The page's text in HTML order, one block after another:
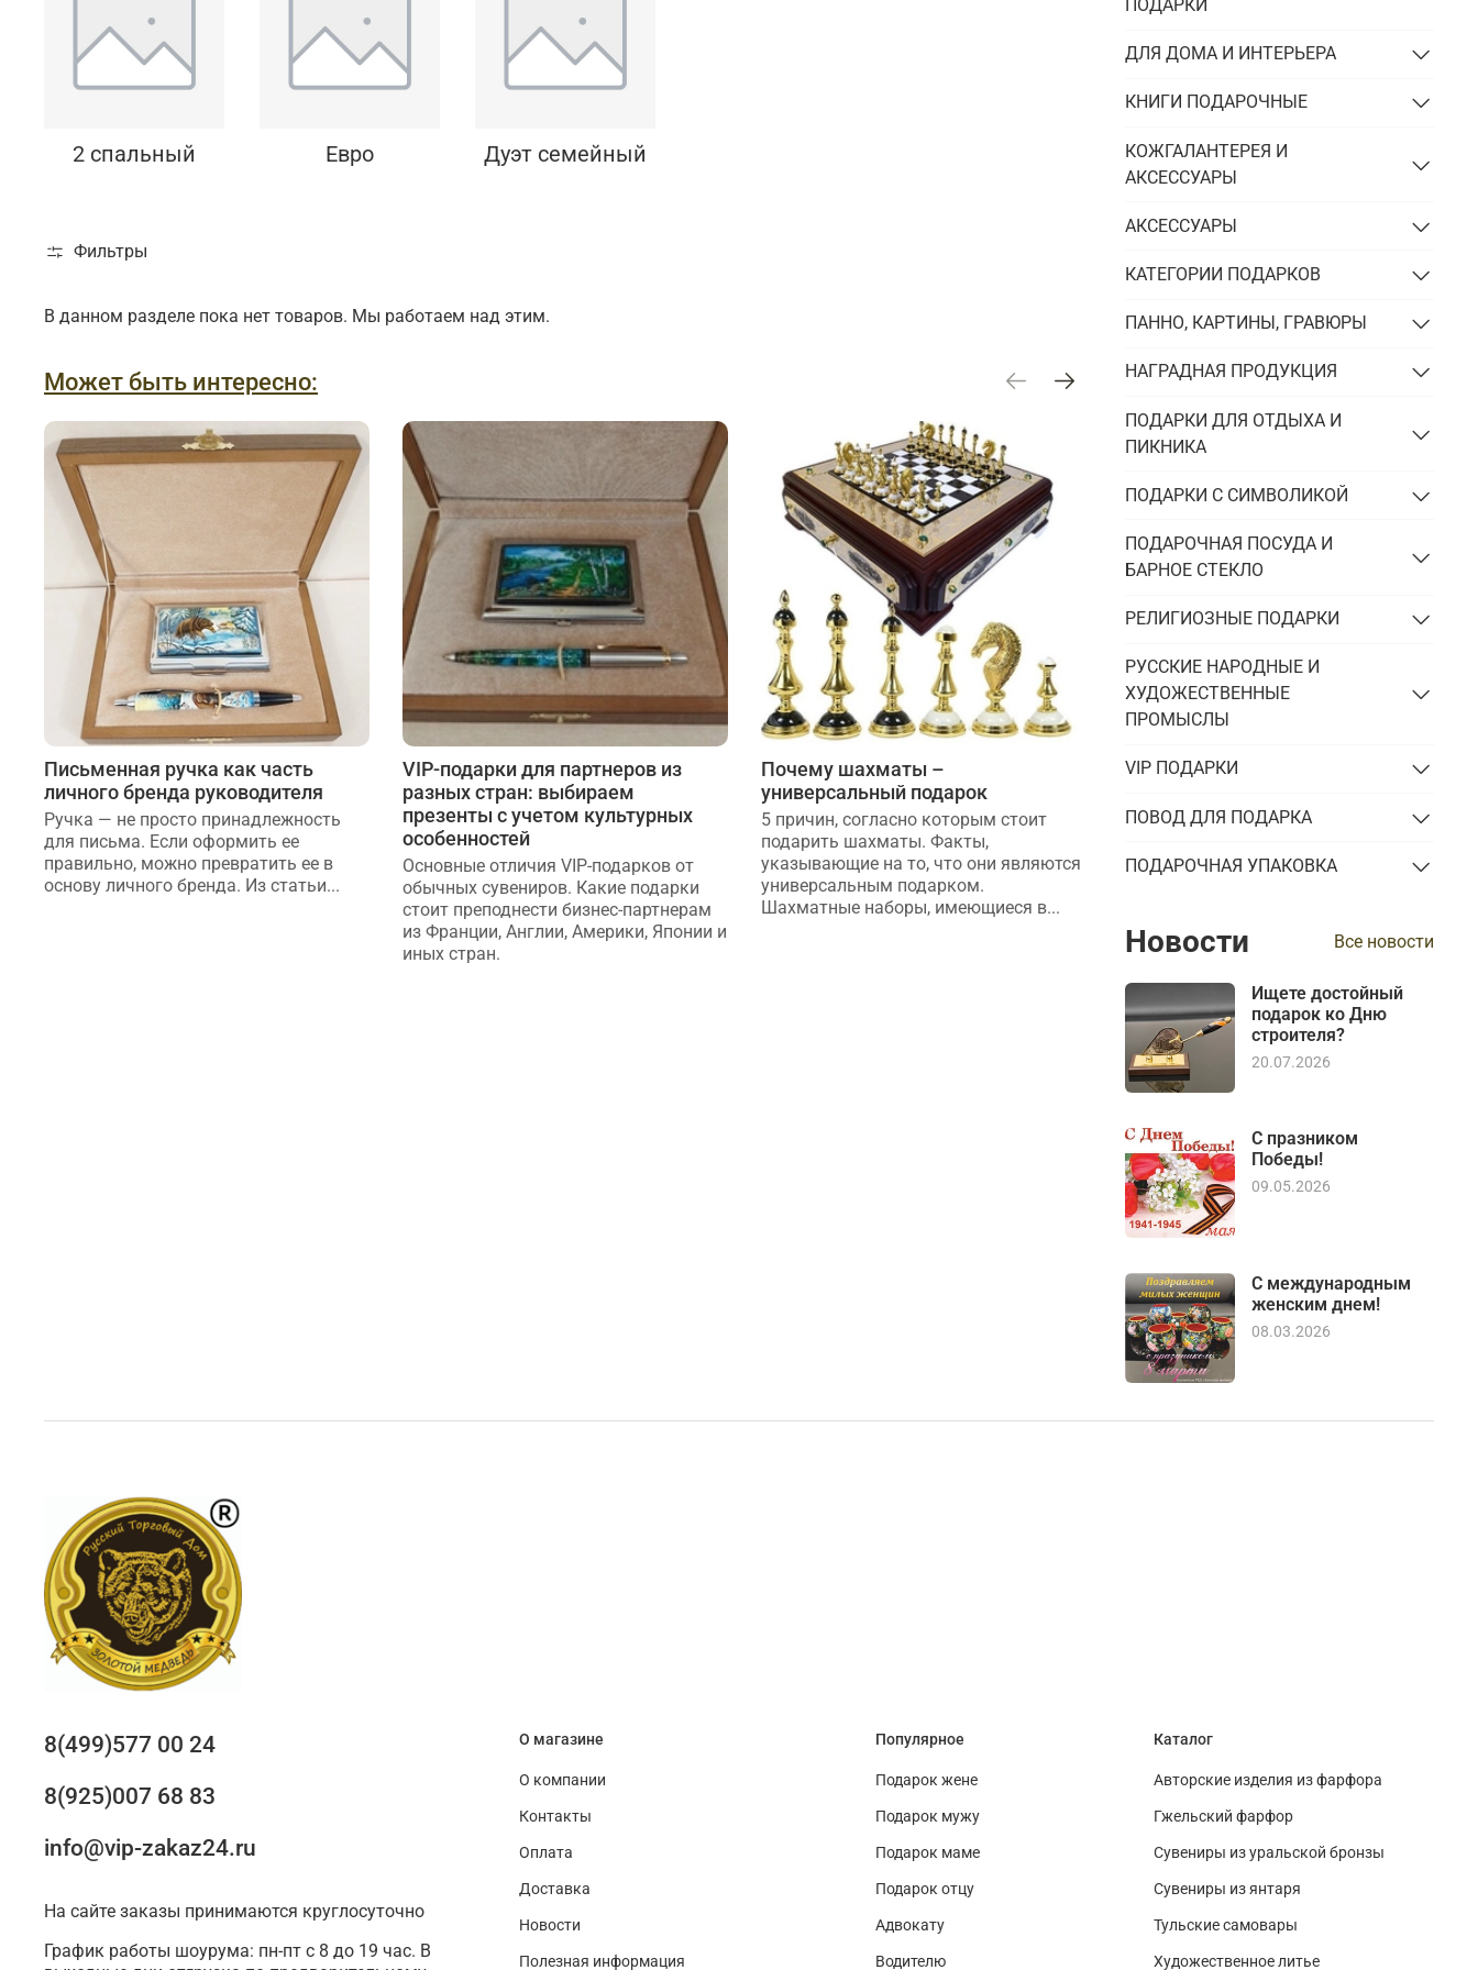
Подарки брокеру
Подарки директору/руководителю
Подарки строителю
Подарки учителю
Подарки энергетику
2 спальный Евро Дуэт семейный
Фильтры
В данном разделе пока нет товаров. Мы работаем над этим.
Может быть интересно:
Письменная ручка как часть
личного бренда руководителя
Ручка — не просто принадлежность
для письма. Если оформить ее
правильно, можно превратить ее в
основу личного бренда. Из статьи...
VIP-подарки для партнеров из
разных стран: выбираем
презенты с учетом культурных
особенностей
Основные отличия VIP-подарков от
обычных сувениров. Какие подарки
стоит преподнести бизнес-партнерам
из Франции, Англии, Америки, Японии и
иных стран.
Почему шахматы –
универсальный подарок
5 причин, согласно которым стоит
подарить шахматы. Факты,
указывающие на то, что они являются
универсальным подарком.
Шахматные наборы, имеющиеся в...
Новогодние VIP-подарки
Не знаете, чем порадовать партнеров
стоит обратить свое внимание на
ПОДАРКИ
ДЛЯ ДОМА И ИНТЕРЬЕРА
КНИГИ ПОДАРОЧНЫЕ
КОЖГАЛАНТЕРЕЯ И
АКСЕССУАРЫ
АКСЕССУАРЫ
КАТЕГОРИИ ПОДАРКОВ
ПАННО, КАРТИНЫ, ГРАВЮРЫ
НАГРАДНАЯ ПРОДУКЦИЯ
ПОДАРКИ ДЛЯ ОТДЫХА И
ПИКНИКА
ПОДАРКИ С СИМВОЛИКОЙ
ПОДАРОЧНАЯ ПОСУДА И
БАРНОЕ СТЕКЛО
РЕЛИГИОЗНЫЕ ПОДАРКИ
РУССКИЕ НАРОДНЫЕ И
ХУДОЖЕСТВЕННЫЕ
ПРОМЫСЛЫ
VIP ПОДАРКИ
ПОВОД ДЛЯ ПОДАРКА
ПОДАРОЧНАЯ УПАКОВКА
Новости Все новости
Ищете достойный
подарок ко Дню
строителя?
20.07.2026
С празником
Победы!
09.05.2026
С международным
женским днем!
08.03.2026
О магазине
О компании
Контакты
Оплата
Доставка
Новости
Полезная информация
Популярное
Подарок жене
Подарок мужу
Подарок маме
Подарок отцу
Адвокату
Водителю
Каталог
Авторские изделия из фарфора
Гжельский фарфор
Сувениры из уральской бронзы
Сувениры из янтаря
Тульские самовары
Художественное литье
8(499)577 00 24
8(925)007 68 83
info@vip-zakaz24.ru
На сайте заказы принимаются круглосуточно
График работы шоурума: пн-пт с 8 до 19 час. В